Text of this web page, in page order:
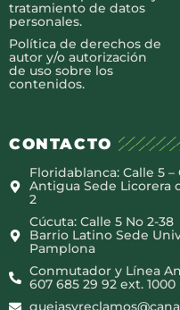
tratamiento de datos
personales.
Política de derechos de
autor y/o autorización
de uso sobre los
contenidos.
CONTACTO
Floridablanca: Calle 5 –
Antigua Sede Licorera
2
Cúcuta: Calle 5 No 2-38
Barrio Latino Sede
Pamplona
Conmutador y Línea
607 685 29 92 ext. 1000